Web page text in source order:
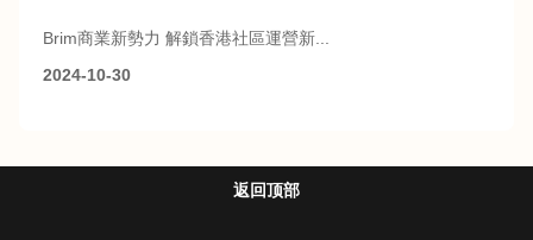
Brim商業新勢力 解鎖香港社區運營新...
2024-10-30
返回顶部